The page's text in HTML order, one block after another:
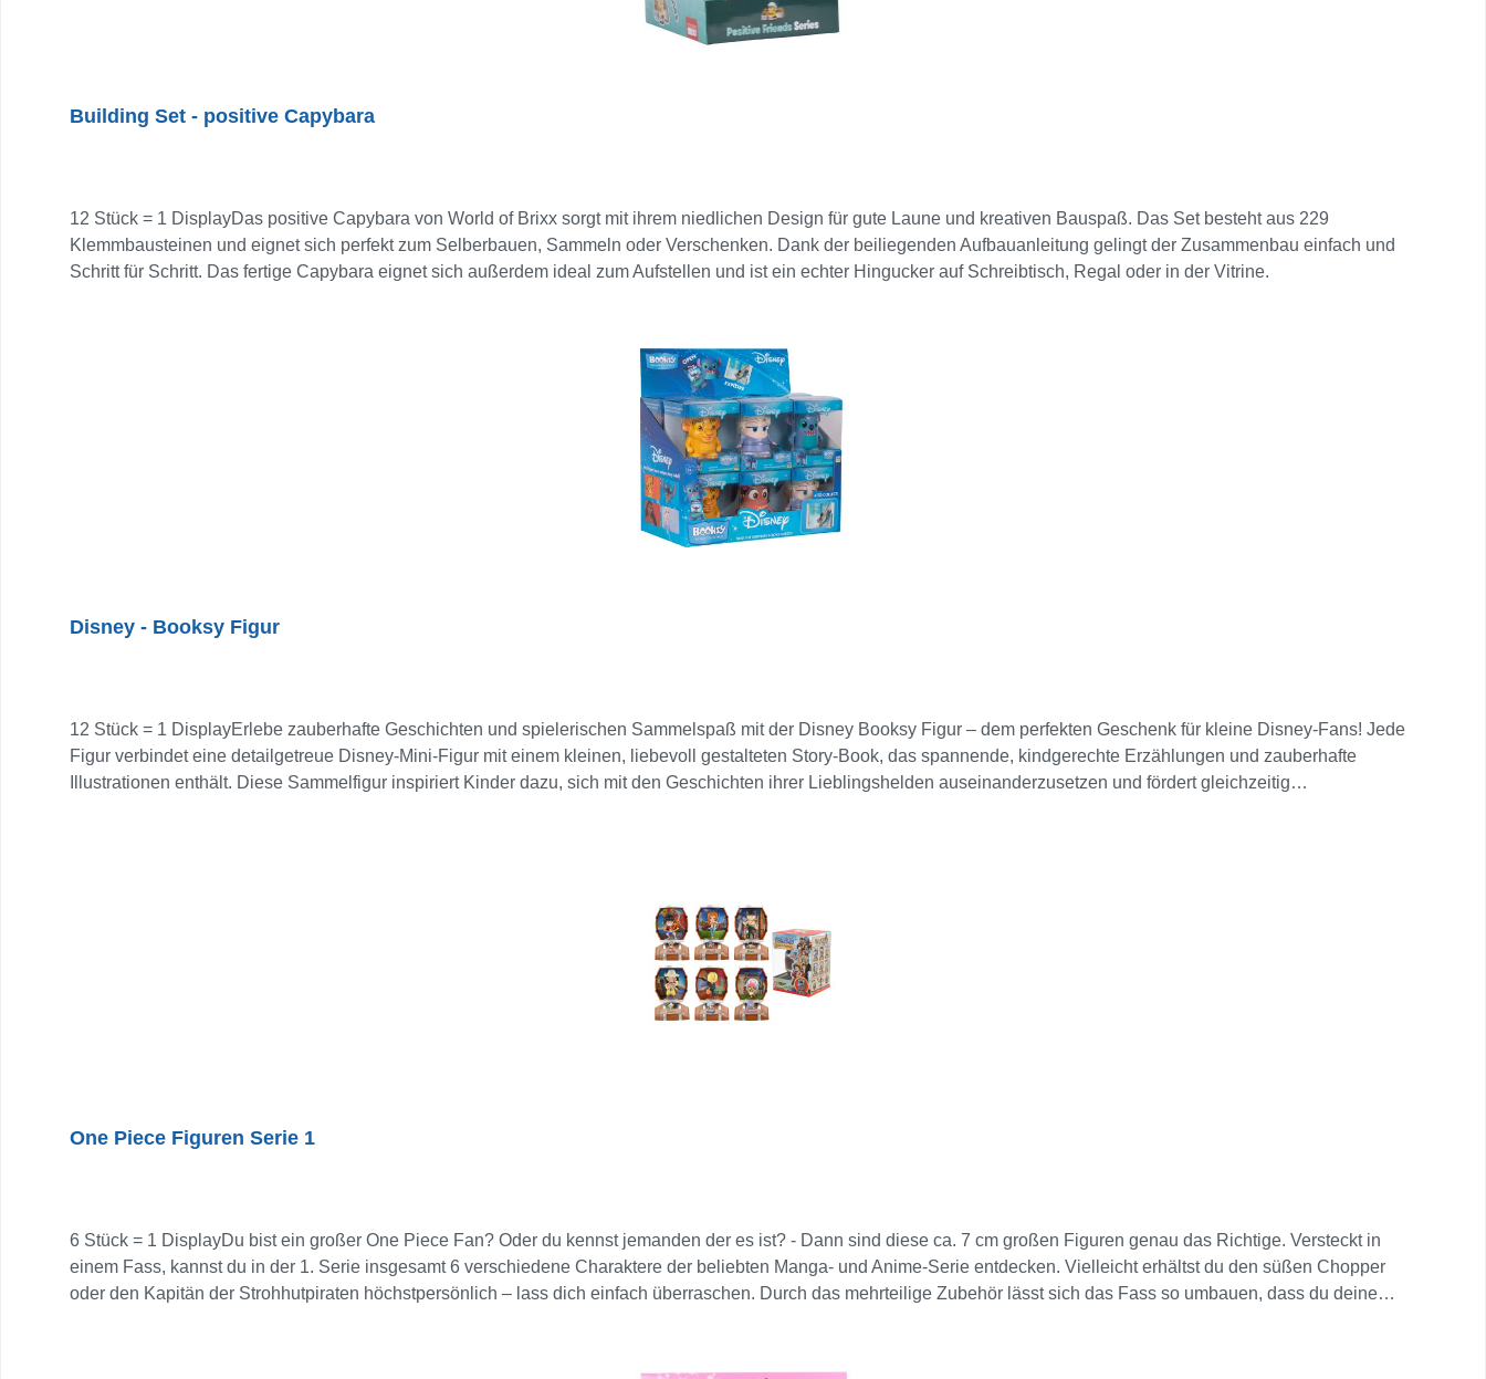
Building Set - positive Capybara
12 Stück = 1 DisplayDas positive Capybara von World of Brixx sorgt mit ihrem niedlichen Design für gute Laune und kreativen Bauspaß. Das Set besteht aus 229
Klemmbausteinen und eignet sich perfekt zum Selberbauen, Sammeln oder Verschenken. Dank der beiliegenden Aufbauanleitung gelingt der Zusammenbau einfach und
Schritt für Schritt. Das fertige Capybara eignet sich außerdem ideal zum Aufstellen und ist ein echter Hingucker auf Schreibtisch, Regal oder in der Vitrine.
Disney - Booksy Figur
12 Stück = 1 DisplayErlebe zauberhafte Geschichten und spielerischen Sammelspaß mit der Disney Booksy Figur – dem perfekten Geschenk für kleine Disney-Fans! Jede
Figur verbindet eine detailgetreue Disney-Mini-Figur mit einem kleinen, liebevoll gestalteten Story-Book, das spannende, kindgerechte Erzählungen und zauberhafte
Illustrationen enthält. Diese Sammelfigur inspiriert Kinder dazu, sich mit den Geschichten ihrer Lieblingshelden auseinanderzusetzen und fördert gleichzeitig
One Piece Figuren Serie 1
6 Stück = 1 DisplayDu bist ein großer One Piece Fan? Oder du kennst jemanden der es ist? - Dann sind diese ca. 7 cm großen Figuren genau das Richtige. Versteckt in
einem Fass, kannst du in der 1. Serie insgesamt 6 verschiedene Charaktere der beliebten Manga- und Anime-Serie entdecken. Vielleicht erhältst du den süßen Chopper
oder den Kapitän der Strohhutpiraten höchstpersönlich – lass dich einfach überraschen. Durch das mehrteilige Zubehör lässt sich das Fass so umbauen, dass du deine